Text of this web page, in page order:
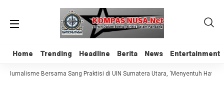
Home Trending Headline Berita News Entertainment
Home Trending Headline Berita News Entertainment
Bersama Sang Praktisi di UIN Sumatera Utara, ‘Menyentuh Hati